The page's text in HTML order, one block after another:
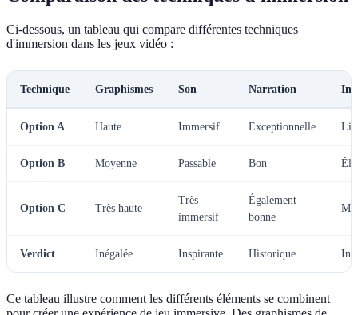
Ci-dessous, un tableau qui compare différentes techniques
d'immersion dans les jeux vidéo :
Technique Graphismes Son Narration
Option A Haute Immersif Exceptionnelle
Option B Moyenne Passable Bon
Option C Très haute
Très
immersif
Également
bonne
Verdict Inégalée Inspirante Historique
Ce tableau illustre comment les différents éléments se combinent